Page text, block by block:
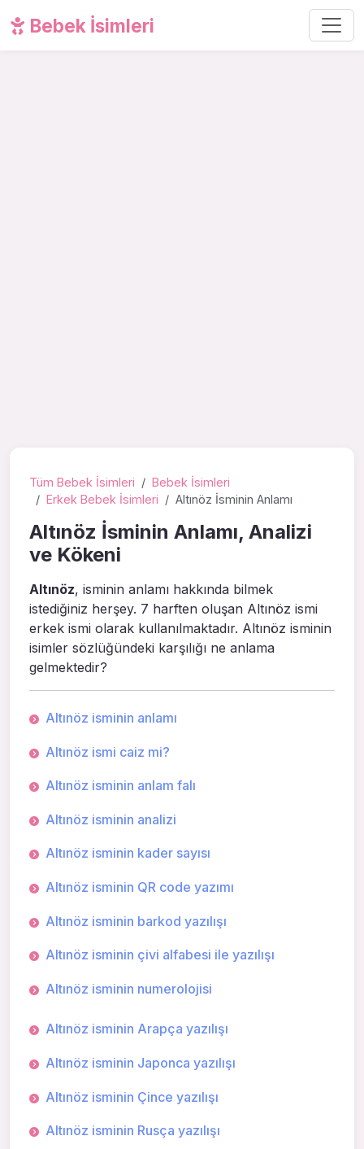
Bebek İsimleri
Tüm Bebek İsimleri
Bebek İsimleri
Erkek Bebek İsimleri
Altınöz İsminin Anlamı
Altınöz İsminin Anlamı, Analizi
ve Kökeni
Altınöz, isminin anlamı hakkında bilmek
istediğiniz herşey. 7 harften oluşan Altınöz ismi
erkek ismi olarak kullanılmaktadır. Altınöz isminin
isimler sözlüğündeki karşılığı ne anlama
gelmektedir?
Altınöz isminin anlamı
Altınöz ismi caiz mi?
Altınöz isminin anlam falı
Altınöz isminin analizi
Altınöz isminin kader sayısı
Altınöz isminin QR code yazımı
Altınöz isminin barkod yazılışı
Altınöz isminin çivi alfabesi ile yazılışı
Altınöz isminin numerolojisi
Altınöz isminin Arapça yazılışı
Altınöz isminin Japonca yazılışı
Altınöz isminin Çince yazılışı
Altınöz isminin Rusça yazılışı